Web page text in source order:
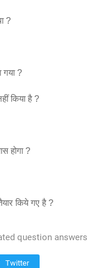
?
गया ?
किया है ?
होगा ?
किये गए है ?
question answers
Twitter